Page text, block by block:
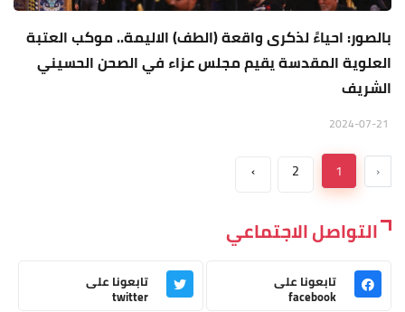
بالصور: احياءً لذكرى واقعة (الطف) الاليمة.. موكب العتبة
العلوية المقدسة يقيم مجلس عزاء في الصحن الحسيني
الشريف
‹
1
2
›
التواصل الاجتماعي
تابعونا على
facebook
تابعونا على
twitter